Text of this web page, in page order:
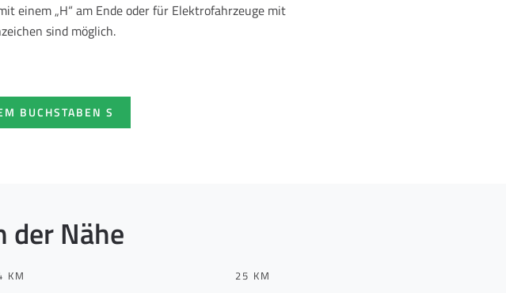
einem „H“ am Ende oder für Elektrofahrzeuge mit
sind möglich.
BUCHSTABEN S
der Nähe
KM 25 KM